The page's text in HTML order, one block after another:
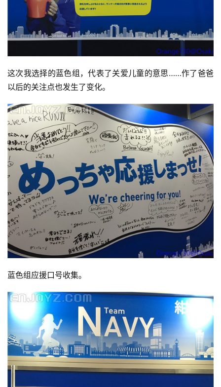
这次我选择的蓝色组，代表了关爱儿童的意思……作了爸爸
以后的关注点也发生了变化。
蓝色组应援口号收集。